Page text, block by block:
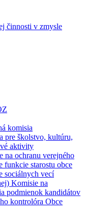
činnosti v zmysle
komisia
pre školstvo, kultúru,
aktivity
na ochranu verejného
funkcie starostu obce
sociálnych vecí
Komisie na
podmienok kandidátov
kontrolóra Obce